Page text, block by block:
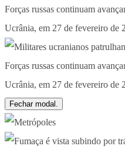
Fechar modal.